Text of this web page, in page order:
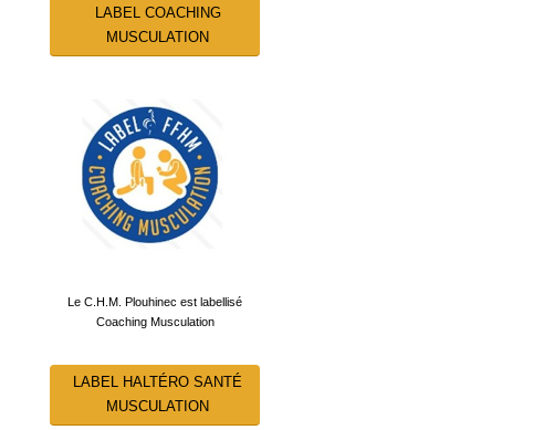
LABEL COACHING
MUSCULATION
Le C.H.M. Plouhinec est labellisé
Coaching Musculation
LABEL HALTÉRO SANTÉ
MUSCULATION